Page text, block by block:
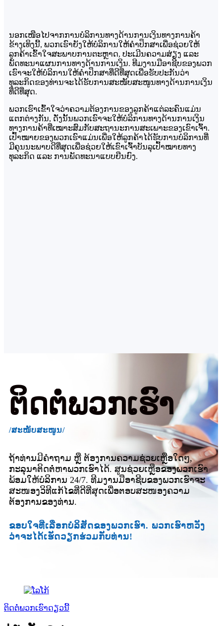
ນອກເໜືອໄປຈາກການບໍລິການທາງດ້ານການເງິນທາງການຄ້າ
ຂ້າງເທິງນີ້, ພວກເຮົາຍັງໃຫ້ບໍລິການໃຫ້ຄຳປຶກສາເພື່ອຊ່ວຍໃຫ້
ລູກຄ້າເຂົ້າໃຈສະພາບການຕະຫຼາດ, ປະເມີນຄວາມສ່ຽງ ແລະ
ພັດທະນາແຜນການທາງດ້ານການເງິນ. ທີມງານມືອາຊີບຂອງພວກ
ເຮົາຈະໃຫ້ບໍລິການໃຫ້ຄຳປຶກສາທີ່ດີທີ່ສຸດເພື່ອຮັບປະກັນວ່າ
ທຸລະກິດຂອງທ່ານຈະໄດ້ຮັບການສະໜັບສະໜູນທາງດ້ານການເງິນ
ທີ່ດີທີ່ສຸດ.
ພວກເຮົາເຂົ້າໃຈວ່າຄວາມຕ້ອງການຂອງລູກຄ້າແຕ່ລະຄົນແມ່ນ
ແຕກຕ່າງກັນ, ດັ່ງນັ້ນພວກເຮົາຈະໃຫ້ບໍລິການທາງດ້ານການເງິນ
ທາງການຄ້າທີ່ເໝາະສົມກັບສະຖານະການສະເພາະຂອງເຂົາເຈົ້າ.
ເປົ້າໝາຍຂອງພວກເຮົາແມ່ນເພື່ອໃຫ້ລູກຄ້າໄດ້ຮັບການບໍລິການທີ່
ມີຄຸນນະພາບດີທີ່ສຸດເພື່ອຊ່ວຍໃຫ້ເຂົາເຈົ້າບັນລຸເປົ້າໝາຍທາງ
ທຸລະກິດ ແລະ ການພັດທະນາແບບຍືນຍົງ.
ຕິດຕໍ່ພວກເຮົາ
/ສະໜັບສະໜູນ/
ຖ້າທ່ານມີຄຳຖາມ ຫຼື ຕ້ອງການຄວາມຊ່ວຍເຫຼືອໃດໆ,
ກະລຸນາຕິດຕໍ່ຫາພວກເຮົາໄດ້. ສູນຊ່ວຍເຫຼືອຂອງພວກເຮົາ
ພ້ອມໃຫ້ບໍລິການ 24/7. ທີມງານມືອາຊີບຂອງພວກເຮົາຈະ
ສະໜອງວິທີແກ້ໄຂທີ່ດີທີ່ສຸດເພື່ອຕອບສະໜອງຄວາມ
ຕ້ອງການຂອງທ່ານ.
ຂອບໃຈທີ່ເລືອກບໍລິສັດຂອງພວກເຮົາ. ພວກເຮົາຫວັງ
ວ່າຈະໄດ້ເຮັດວຽກຮ່ວມກັບທ່ານ!
ຕິດຕໍ່ພວກເຮົາດຽວນີ້